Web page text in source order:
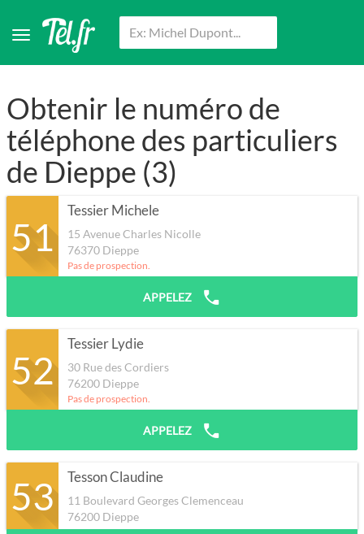
Obtenir le numéro de
téléphone des particuliers
de Dieppe (3)
51
Tessier Michele
15 Avenue Charles Nicolle
76370 Dieppe
Pas de prospection.
APPELEZ
52
Tessier Lydie
30 Rue des Cordiers
76200 Dieppe
Pas de prospection.
APPELEZ
53 Tesson Claudine
11 Boulevard Georges Clemenceau
76200 Dieppe